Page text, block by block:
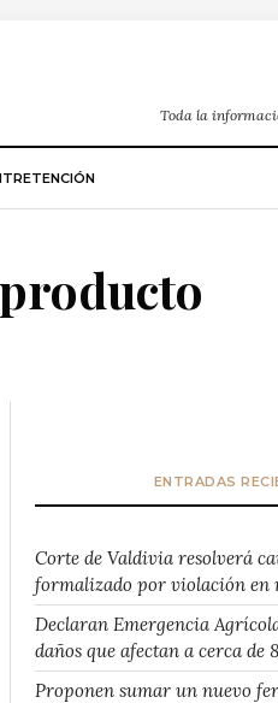
Toda la
ENTRADAS
Corte de Valdivia resolverá
formalizado por violación en
Declaran Emergencia
daños que afectan a cerca de
Proponen sumar un nuevo